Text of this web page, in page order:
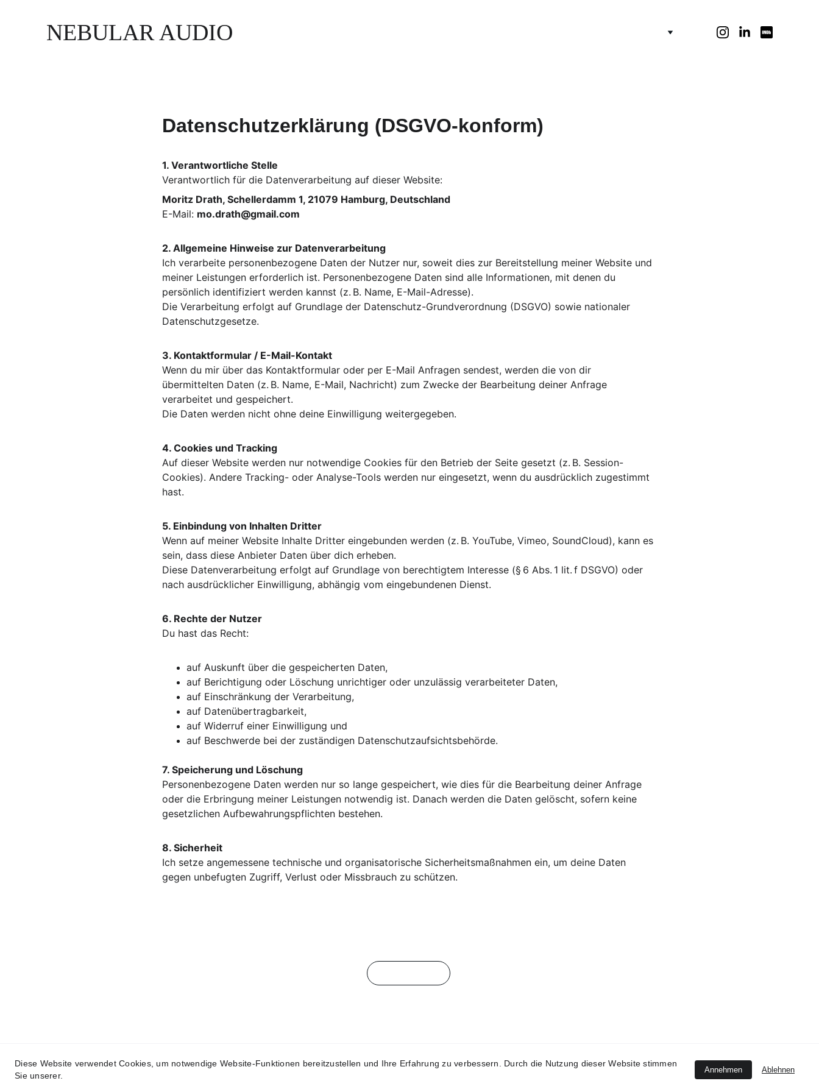
NEBULAR AUDIO
Datenschutzerklärung (DSGVO-konform)
1. Verantwortliche Stelle
Verantwortlich für die Datenverarbeitung auf dieser Website:
Moritz Drath, Schellerdamm 1, 21079 Hamburg, Deutschland
E-Mail: mo.drath@gmail.com
2. Allgemeine Hinweise zur Datenverarbeitung
Ich verarbeite personenbezogene Daten der Nutzer nur, soweit dies zur Bereitstellung meiner Website und
meiner Leistungen erforderlich ist. Personenbezogene Daten sind alle Informationen, mit denen du
persönlich identifiziert werden kannst (z. B. Name, E-Mail-Adresse).
Die Verarbeitung erfolgt auf Grundlage der Datenschutz-Grundverordnung (DSGVO) sowie nationaler
Datenschutzgesetze.
3. Kontaktformular / E-Mail-Kontakt
Wenn du mir über das Kontaktformular oder per E-Mail Anfragen sendest, werden die von dir
übermittelten Daten (z. B. Name, E-Mail, Nachricht) zum Zwecke der Bearbeitung deiner Anfrage
verarbeitet und gespeichert.
Die Daten werden nicht ohne deine Einwilligung weitergegeben.
4. Cookies und Tracking
Auf dieser Website werden nur notwendige Cookies für den Betrieb der Seite gesetzt (z. B. Session-
Cookies). Andere Tracking- oder Analyse-Tools werden nur eingesetzt, wenn du ausdrücklich zugestimmt
hast.
5. Einbindung von Inhalten Dritter
Wenn auf meiner Website Inhalte Dritter eingebunden werden (z. B. YouTube, Vimeo, SoundCloud), kann es
sein, dass diese Anbieter Daten über dich erheben.
Diese Datenverarbeitung erfolgt auf Grundlage von berechtigtem Interesse (§ 6 Abs. 1 lit. f DSGVO) oder
nach ausdrücklicher Einwilligung, abhängig vom eingebundenen Dienst.
6. Rechte der Nutzer
Du hast das Recht:
auf Auskunft über die gespeicherten Daten,
auf Berichtigung oder Löschung unrichtiger oder unzulässig verarbeiteter Daten,
auf Einschränkung der Verarbeitung,
auf Datenübertragbarkeit,
auf Widerruf einer Einwilligung und
auf Beschwerde bei der zuständigen Datenschutzaufsichtsbehörde.
7. Speicherung und Löschung
Personenbezogene Daten werden nur so lange gespeichert, wie dies für die Bearbeitung deiner Anfrage
oder die Erbringung meiner Leistungen notwendig ist. Danach werden die Daten gelöscht, sofern keine
gesetzlichen Aufbewahrungspflichten bestehen.
8. Sicherheit
Ich setze angemessene technische und organisatorische Sicherheitsmaßnahmen ein, um deine Daten
gegen unbefugten Zugriff, Verlust oder Missbrauch zu schützen.
Diese Website verwendet Cookies, um notwendige Website-Funktionen bereitzustellen und Ihre Erfahrung zu verbessern. Durch die Nutzung dieser Website stimmen
Sie unserer.
Annehmen Ablehnen